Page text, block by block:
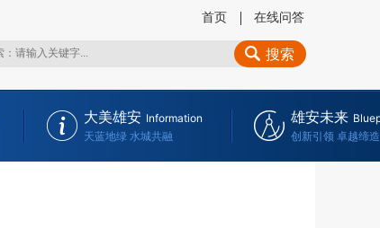
首页 在线问答
搜索
大美雄安 Information
天蓝地绿 水城共融
雄安未来
创新引领 卓越缔造